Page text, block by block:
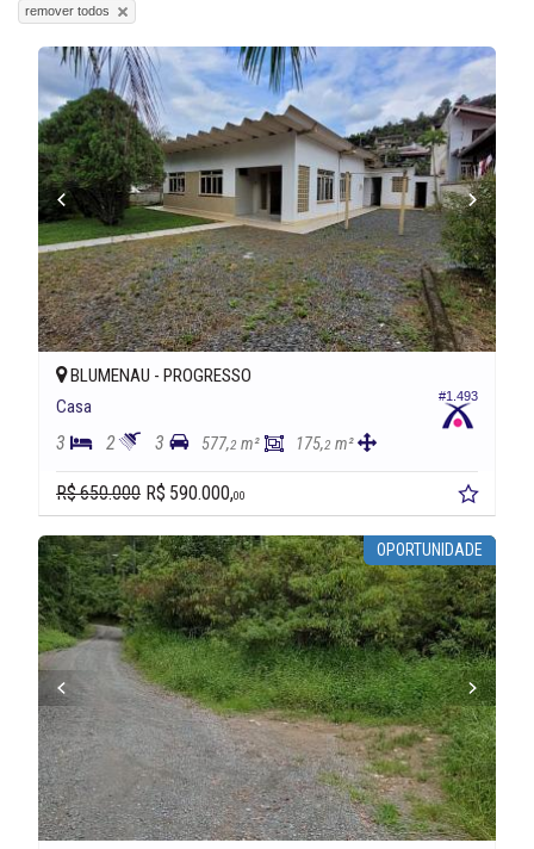
remover todos
#1.493
BLUMENAU - PROGRESSO
Casa
3 2 3 577,2 m² 175,2 m²
R$ 650.000 R$ 590.000,00
OPORTUNIDADE